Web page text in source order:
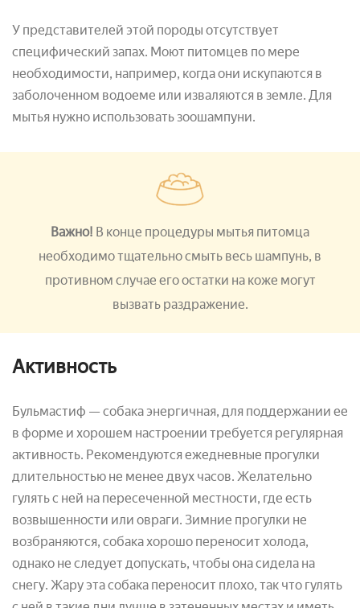
У представителей этой породы отсутствует
специфический запах. Моют питомцев по мере
необходимости, например, когда они искупаются в
заболоченном водоеме или изваляются в земле. Для
мытья нужно использовать зоошампуни.
Важно! В конце процедуры мытья питомца
необходимо тщательно смыть весь шампунь, в
противном случае его остатки на коже могут
вызвать раздражение.
Активность
Бульмастиф — собака энергичная, для поддержании ее
в форме и хорошем настроении требуется регулярная
активность. Рекомендуются ежедневные прогулки
длительностью не менее двух часов. Желательно
гулять с ней на пересеченной местности, где есть
возвышенности или овраги. Зимние прогулки не
возбраняются, собака хорошо переносит холода,
однако не следует допускать, чтобы она сидела на
снегу. Жару эта собака переносит плохо, так что гулять